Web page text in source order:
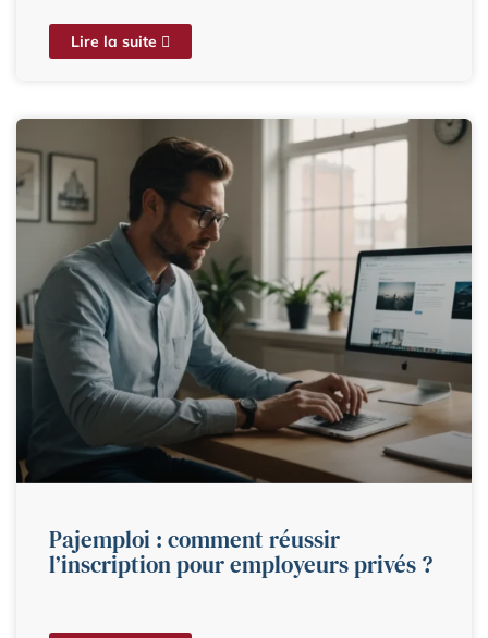
Lire la suite
Pajemploi : comment réussir
l’inscription pour employeurs privés ?